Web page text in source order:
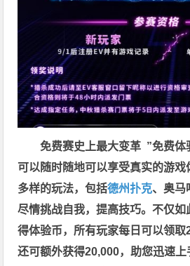
免费赛史上最大变革 ”免费体
可以随时随地可以享受真实的游
多样的玩法，包括德州扑克、奥马
尽情挑战自我，提高技巧。不仅如
得体验币，所有玩家每日可以领
还可额外获得20,000，助您迅速上